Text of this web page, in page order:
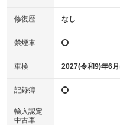
修復歴 なし
禁煙車
車検 2027(令和9)年6月
記録簿
輸入認定
中古車
-